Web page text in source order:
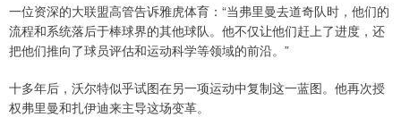
一位资深的大联盟高管告诉雅虎体育：“当弗里曼去道奇队时，他们的
流程和系统落后于棒球界的其他球队。他不仅让他们赶上了进度，还
把他们推向了球员评估和运动科学等领域的前沿。”
十多年后，沃尔特似乎试图在另一项运动中复制这一蓝图。他再次授
权弗里曼和扎伊迪来主导这场变革。